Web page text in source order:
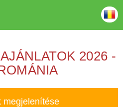
2026 -
megjelenítése